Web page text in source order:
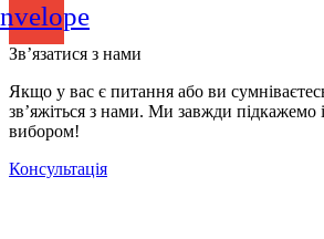
Зв’язатися з нами
Якщо у вас є питання або ви
зв’яжіться з нами. Ми завжди підкажемо
вибором!
Консультація